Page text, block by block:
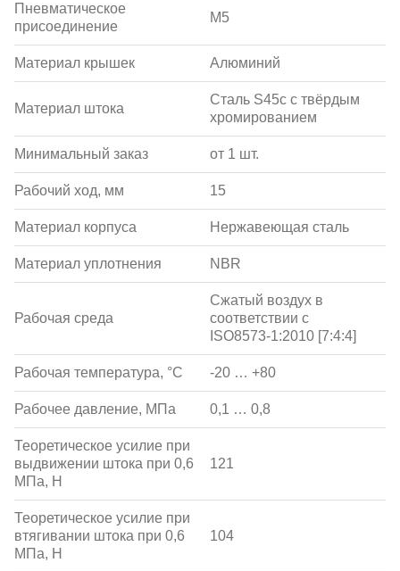
Пневматическое
присоединение
M5
Материал крышек Алюминий
Материал штока
Сталь S45c с твёрдым
хромированием
Минимальный заказ от 1 шт.
Рабочий ход, мм 15
Материал корпуса Нержавеющая сталь
Материал уплотнения NBR
Рабочая среда
Сжатый воздух в
соответствии с
ISO8573-1:2010 [7:4:4]
Рабочая температура, °С -20 … +80
Рабочее давление, МПа 0,1 … 0,8
Теоретическое усилие при
выдвижении штока при 0,6
МПа, Н
121
Теоретическое усилие при
втягивании штока при 0,6
МПа, Н
104